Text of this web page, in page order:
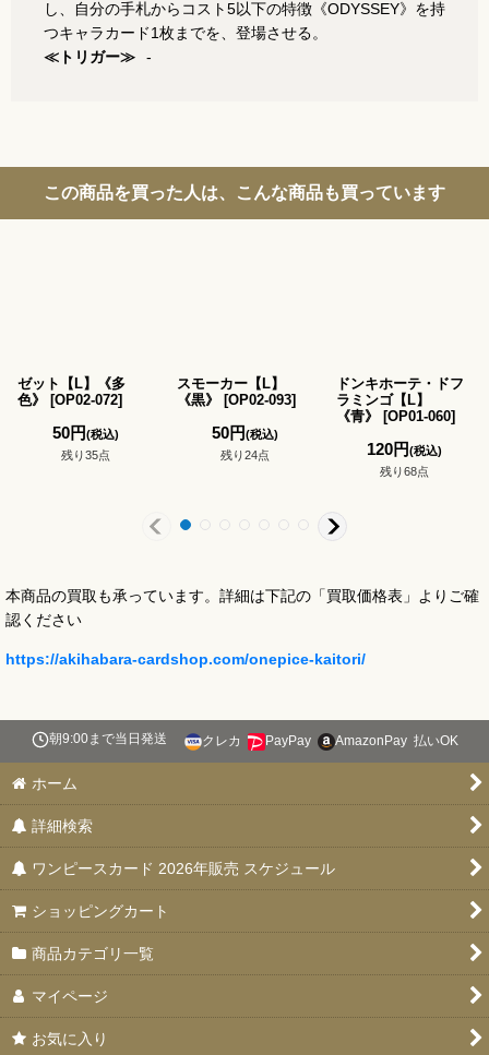
し、自分の手札からコスト5以下の特徴《ODYSSEY》を持
つキャラカード1枚までを、登場させる。
≪トリガー≫
-
この商品を買った人は、こんな商品も買っています
ゼット【L】《多
色》
[OP02-072]
50円(税込)
残り35点
スモーカー【L】
《黒》
[OP02-093]
50円(税込)
残り24点
ドンキホーテ・ドフ
ラミンゴ【L】
《青》
[OP01-060]
120円(税込)
残り68点
本商品の買取も承っています。詳細は下記の「買取価格表」よりご確
認ください
https://akihabara-cardshop.com/onepice-kaitori/
朝9:00まで当日発送 クレカ PayPay AmazonPay 払いOK
ホーム
詳細検索
ワンピースカード 2026年販売 スケジュール
ショッピングカート
商品カテゴリ一覧
マイページ
お気に入り